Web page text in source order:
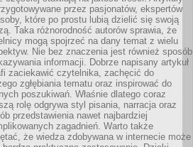
przez pasjonatów, ekspertów
które po prostu lubią dzielić się swoją
Taka różnorodność autorów sprawia, że
mogą spojrzeć na dany temat z wielu
Nie bez znaczenia jest również sposób
informacji. Dobrze napisany artykuł
zaciekawić czytelnika, zachęcić do
zgłębiania tematu oraz inspirować do
poszukiwań. Właśnie dlatego coraz
rolę odgrywa styl pisania, narracja oraz
przedstawienia nawet najbardziej
zagadnień. Warto także
że wiedza zdobywana w internecie może